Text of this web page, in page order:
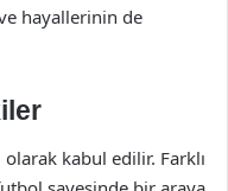
hayallerinin de
kabul edilir. Farklı